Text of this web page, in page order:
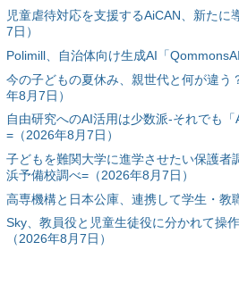
児童虐待対応を支援するAiCAN、新た
7日）
Polimill、自治体向け生成AI「
今の子どもの夏休み、親世代と何が違
年8月7日）
自由研究へのAI活用は少数派-それでも
=（2026年8月7日）
子どもを難関大学に進学させたい保護
浜予備校調べ=（2026年8月7日）
高専機構と日本公庫、連携して学生・教
Sky、教員役と児童生徒役に分かれて操
（2026年8月7日）